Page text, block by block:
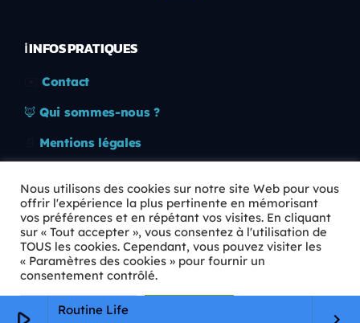
Routine Life
ℹ️ INFOS PRATIQUES
Contact
🦊 Qui sommes-nous ?
Mentions légales
🛡️ RGPD
Copyright © 2026 Animkids. Tous droits réservés.
Nous utilisons des cookies sur notre site Web pour vous
offrir l'expérience la plus pertinente en mémorisant
vos préférences et en répétant vos visites. En cliquant
sur « Tout accepter », vous consentez à l'utilisation de
TOUS les cookies. Cependant, vous pouvez visiter les
« Paramètres des cookies » pour fournir un
consentement contrôlé.
Paramètres Cookie